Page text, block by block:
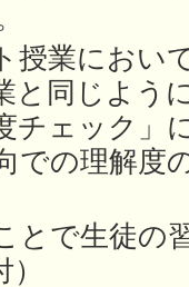
授業におい
と同じよう
チェック」
での理解度
とで生徒の